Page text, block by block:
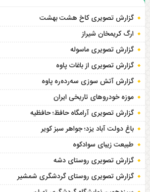
گزارش تصویری کاخ هشت‌ بهشت
ارگ کریمخان شیراز
گزارش تصویری ماسوله
گزارش تصویری از باغات پاوه
گزارش آتش سوزی سەردەرە پاوه
موزه خودروهای تاریخی ایران
گزارش تصویری آرامگاه حافظ؛ حافظیه‎
باغ دولت آباد یزد؛ جواهر سبز کویر
طبیعت زیبای سوادکوه
گزارش تصویری روستای دشه
گزارش تصویری روستای گردشگری شمشیر